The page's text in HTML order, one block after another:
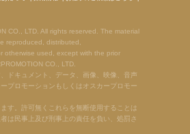
CO., LTD. All rights reserved. The material
reproduced, distributed,
otherwise used, except with the prior
CO., LTD.
ドキュメント、データ、画像、映像、音声
プロモーションもしくはオスカープロモー
す。許可無くこれらを無断使用することは
は民事上及び刑事上の責任を負い、処罰さ